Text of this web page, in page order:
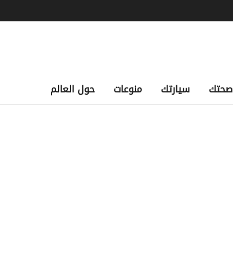
صحتك سيارتك منوعات حول العالم